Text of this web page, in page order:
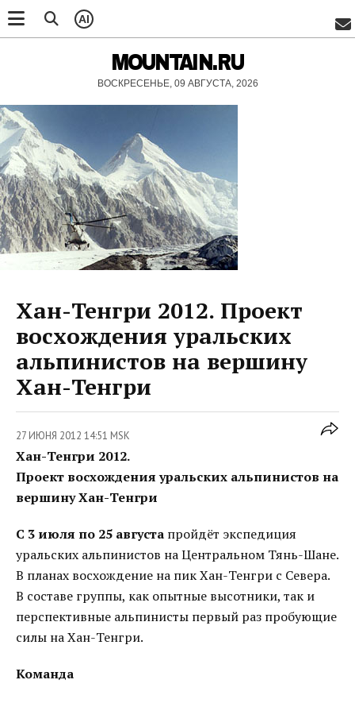
AI
MOUNTAIN.RU
ВОСКРЕСЕНЬЕ, 09 АВГУСТА, 2026
Хан-Тенгри 2012. Проект
восхождения уральских
альпинистов на вершину
Хан-Тенгри
27 ИЮНЯ 2012 14:51 MSK
Хан-Тенгри 2012.
Проект восхождения уральских альпинистов на
вершину Хан-Тенгри
С 3 июля по 25 августа пройдёт экспедиция
уральских альпинистов на Центральном Тянь-Шане.
В планах восхождение на пик Хан-Тенгри с Севера.
В составе группы, как опытные высотники, так и
перспективные альпинисты первый раз пробующие
силы на Хан-Тенгри.
Команда